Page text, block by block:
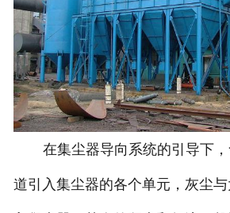
在集尘器导向系统的引导下
道引入集尘器的各个单元，灰尘